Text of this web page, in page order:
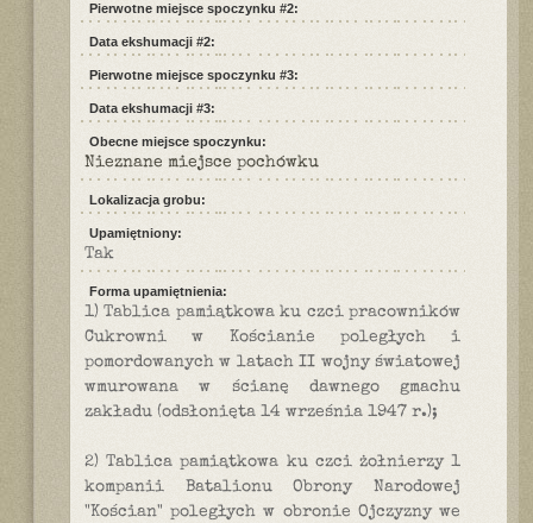
Pierwotne miejsce spoczynku #2:
Data ekshumacji #2:
Pierwotne miejsce spoczynku #3:
Data ekshumacji #3:
Obecne miejsce spoczynku:
Nieznane miejsce pochówku
Lokalizacja grobu:
Upamiętniony:
Tak
Forma upamiętnienia:
1) Tablica pamiątkowa ku czci pracowników
Cukrowni w Kościanie poległych i
pomordowanych w latach II wojny światowej
wmurowana w ścianę dawnego gmachu
zakładu (odsłonięta 14 września 1947 r.);
2) Tablica pamiątkowa ku czci żołnierzy 1
kompanii Batalionu Obrony Narodowej
"Kościan" poległych w obronie Ojczyzny we